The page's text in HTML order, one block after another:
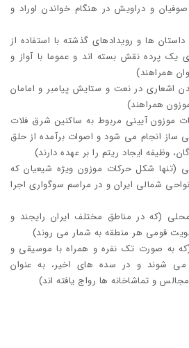
و دراویش در هنگام خواندن اوراد و
ها و رویدادهای گذشته با استفاده از
یک پرده نقش بسته اند و عموما با آواز و
همراهند)
اشعاری در نعت و ستایش پیامبر و امامان
همراهند)
موزون آیینی مربوط به ساکنین شرق فلات
ساز انجام می شود و اصوات برآمده از حلق
وظیفه ایجاد ریتم را بر عهده دارند)
(تنها شکل حرکات موزون ویژه شیعیان که
شمالی ایران و در مراسم سوگواری اجرا
(که در مناطق مختلف ایران رایجند و
قومی هر منطقه به شمار می روند)
به صورت تک نفره و همراه با موسیقی و
می شوند و در سده های اخیر، به عنوان
و تماشاخانه ها رواج یافته اند)